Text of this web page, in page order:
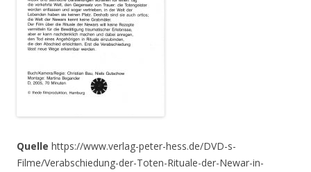
Quelle https://www.verlag-peter-hess.de/DVD-s-
Filme/Verabschiedung-der-Toten-Rituale-der-Newar-in-